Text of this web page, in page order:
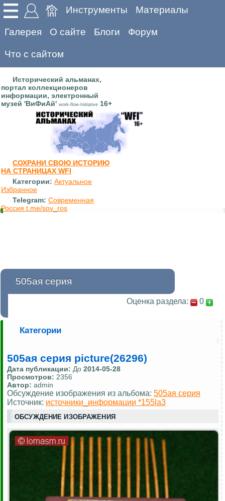
Инструменты Материалы
Галерея О сайте Блоги Форум
Что с сайтом
Исторический альманах,
портал коллекционеров
информации, электронный
музей 'ВиФиАй' work-flow-Initiative 16+
СОХРАНИ СВОЮ ИСТОРИЮ
НА СТРАНИЦАХ WFI
Категории: Актуальное
Избранное
Telegram: Современная
Россия t.me/sov_ros
505ая серия
Оценка раздела: 0
Категории
505ая серия picture(26296)
Дата публикации: До 2014-05-28
Просмотров: 2356
Автор: admin
Обсуждение изображения из альбома: 505ая серия
Источник: источники_информации *155la3
ОБСУЖДЕНИЕ ИЗОБРАЖЕНИЯ